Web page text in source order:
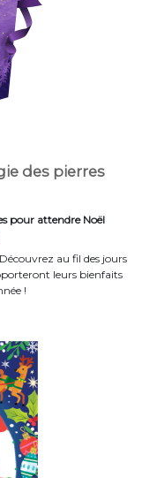
des pierres
pour attendre Noël
au fil des jours
leurs bienfaits
!